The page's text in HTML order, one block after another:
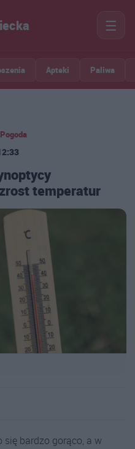
☰
Apteki Paliwa
Pogoda
temperatur
się bardzo gorąco, a w